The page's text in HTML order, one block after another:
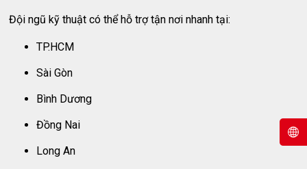
Đội ngũ kỹ thuật có thể hỗ trợ tận nơi nhanh tại:
TP.HCM
Sài Gòn
Bình Dương
Đồng Nai
Long An